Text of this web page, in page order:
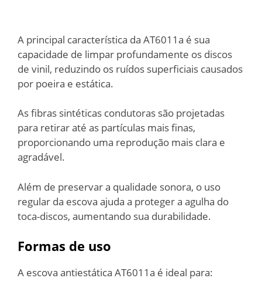
A principal característica da AT6011a é sua
capacidade de limpar profundamente os discos
de vinil, reduzindo os ruídos superficiais causados
por poeira e estática.
As fibras sintéticas condutoras são projetadas
para retirar até as partículas mais finas,
proporcionando uma reprodução mais clara e
agradável.
Além de preservar a qualidade sonora, o uso
regular da escova ajuda a proteger a agulha do
toca-discos, aumentando sua durabilidade.
Formas de uso
A escova antiestática AT6011a é ideal para: